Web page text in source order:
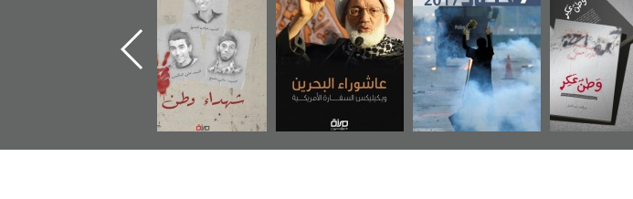
ويكيليكس السفارة
الأمريكية
المعتقل جهاد